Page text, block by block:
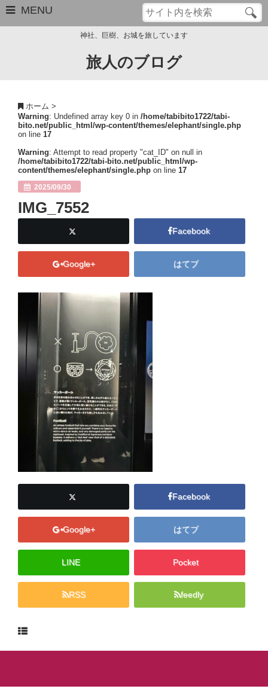
MENU
サイトマップ
Close
神社、巨樹、お城を旅しています
旅人のブログ
ホーム >
Warning: Undefined array key 0 in /home/tabibito1722/tabi-
bito.net/public_html/wp-content/themes/elephant/single.php
on line 17
Warning: Attempt to read property "cat_ID" on null in
/home/tabibito1722/tabi-bito.net/public_html/wp-
content/themes/elephant/single.php on line 17
2025/09/30
IMG_7552
Facebook
Google+ はてブ
Facebook
Google+ はてブ
LINE Pocket
RSS feedly